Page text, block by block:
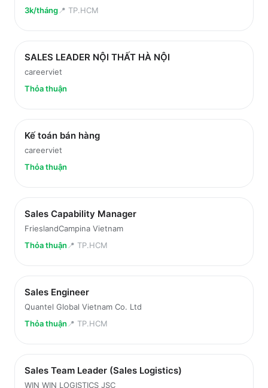
3k/tháng📍 TP.HCM
SALES LEADER NỘI THẤT HÀ NỘI
careerviet
Thỏa thuận
Kế toán bán hàng
careerviet
Thỏa thuận
Sales Capability Manager
FrieslandCampina Vietnam
Thỏa thuận 📍 TP.HCM
Sales Engineer
Quantel Global Vietnam Co. Ltd
Thỏa thuận 📍 TP.HCM
Sales Team Leader (Sales Logistics)
WIN WIN LOGISTICS JSC